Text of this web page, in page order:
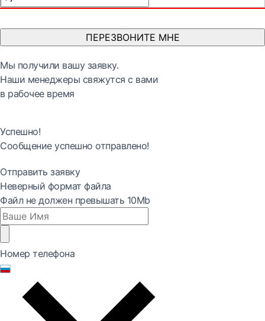
ПЕРЕЗВОНИТЕ МНЕ
Мы получили вашу заявку.
Наши менеджеры свяжутся с вами
в рабочее время
Успешно!
Сообщение успешно отправлено!
Отправить заявку
Неверный формат файла
Файл не должен превышать 10Mb
Номер телефона